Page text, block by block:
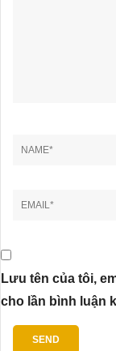
Lưu tên của tôi,
cho lần bình luận